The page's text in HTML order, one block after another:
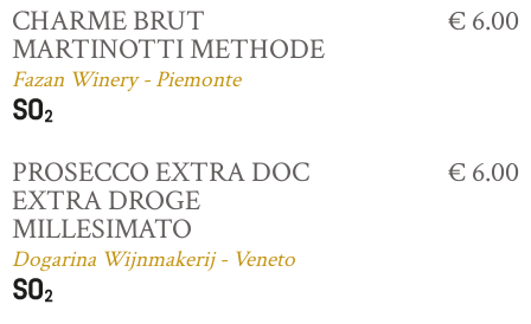
CHARME BRUT
MARTINOTTI METHODE
Fazan Winery - Piemonte
€ 6.00
PROSECCO EXTRA DOC
EXTRA DROGE
MILLESIMATO
Dogarina Wijnmakerij - Veneto
€ 6.00